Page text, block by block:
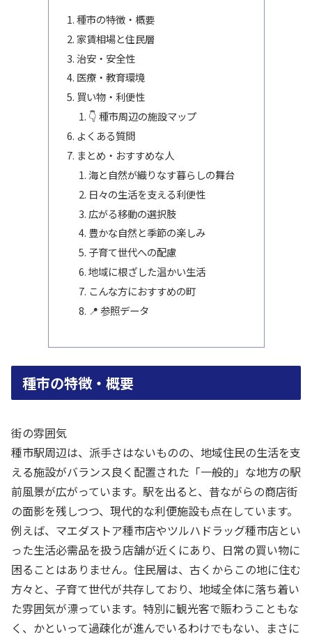
種市の特徴・概要
家賃相場と住民層
治安・安全性
医療・教育環境
買い物・利便性
👇 種市周辺の施設マップ
よくある質問
まとめ・おすすめな人
海と自然が織りなす暮らしの舞台
日々の生活を支える利便性
広がる移動の選択肢
豊かな自然と季節の楽しみ
子育て世代への配慮
地域に根ざした温かい生活
こんな方におすすめの町
📍 参照データ
種市の特徴・概要
街の雰囲気
種市駅周辺は、派手さはないものの、地域住民の生活を支
える施設がバランス良く配置された「一般的」な地方の駅
前風景が広がっています。駅を出ると、昔ながらの商店街
の面影を残しつつ、現代的な利便施設も点在しています。
例えば、マエダストア種市店やツルハドラッグ種市店とい
った生活必需品を扱う店舗が近くにあり、日常の買い物に
困ることはありません。住民層は、古くからこの地に住む
方々と、子育て世代が共存しており、地域全体に落ち着い
た雰囲気が漂っています。特別に観光客で賑わうこともな
く、かといって過疎化が進んでいるわけでもない、まさに